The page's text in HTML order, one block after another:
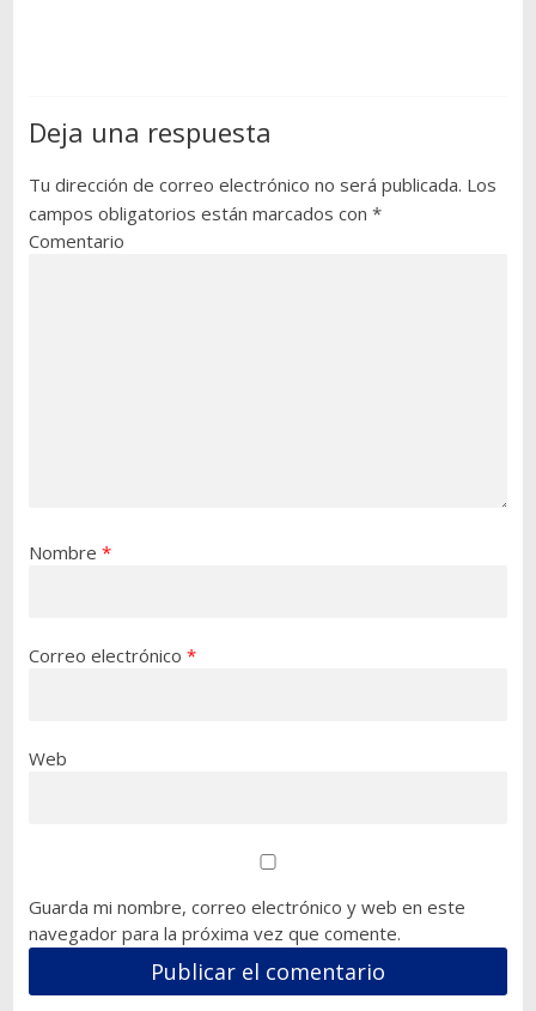
Deja una respuesta
Tu dirección de correo electrónico no será publicada. Los
campos obligatorios están marcados con *
Comentario
Nombre *
Correo electrónico *
Web
Guarda mi nombre, correo electrónico y web en este
navegador para la próxima vez que comente.